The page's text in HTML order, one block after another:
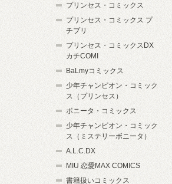
プリンセス・コミックス
プリンセス・コミックス プ
チプリ
プリンセス・コミックスDX
カチCOMI
BaLmyコミックス
少年チャンピオン・コミック
ス（プリンセス）
ボニータ・コミックス
少年チャンピオン・コミック
ス（ミステリーボニータ）
A.L.C.DX
MIU 恋愛MAX COMICS
書籍扱いコミックス